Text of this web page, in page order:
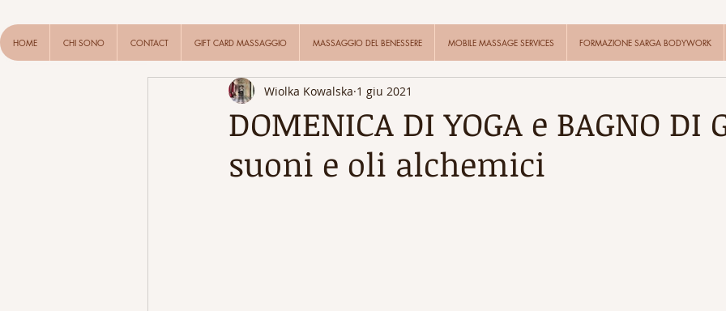
HOME CHI SONO CONTACT GIFT CARD MASSAGGIO MASSAGGIO DEL BENESSERE MOBILE MASSAGE SERVICES FORMAZIONE SARGA BODYWORK
DOMENICA DI YOGA e BAGNO DI
suoni e oli alchemici
Wiolka Kowalska 1 giu 2021